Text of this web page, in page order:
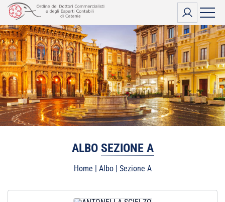
Vai
contenuto
ALBO SEZIONE A
Home | Albo| Sezione A